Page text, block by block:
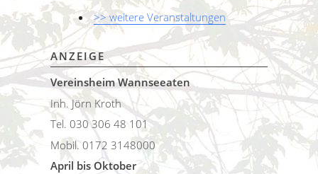
>> weitere Veranstaltungen
ANZEIGE
Vereinsheim Wannseeaten
Inh. Jörn Kroth
Tel. 030 306 48 101
Mobil. 0172 3148000
April bis Oktober